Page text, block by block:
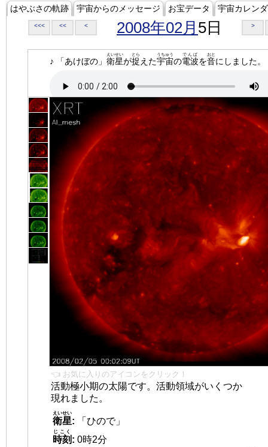
はやぶさの軌跡 宇宙からのメッセージ お宝データ 宇宙カレン
<<< << < 2008年02月 5日 >
♪ 「あけぼの」 衛星
えいせい
が捉
とら
えた宇宙
うちゅう
の電波
でんぱ
を音
おと
にしました。
👈 お気に入りのアイコンをクリック！
活動極小期の太陽です。活動領域がいくつか
現れました。
衛星
えいせい
:
「ひので」
時刻
じこく
: 0時2分